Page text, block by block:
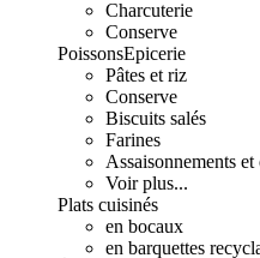
Charcuterie
Conserve
PoissonsEpicerie
Pâtes et riz
Conserve
Biscuits salés
Farines
Assaisonnements
Voir plus...
Plats cuisinés
en bocaux
en barquettes